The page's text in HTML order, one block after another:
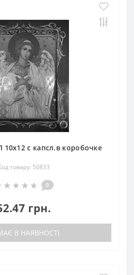
10х12 с капсл.в коробочке
товару: 50833
0
грн.
В НАЯВНОСТІ